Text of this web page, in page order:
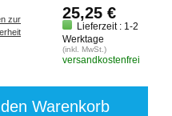
zur
25,25 €
Lieferzeit : 1-2
Werktage
(inkl. MwSt.)
versandkostenfrei
Warenkorb